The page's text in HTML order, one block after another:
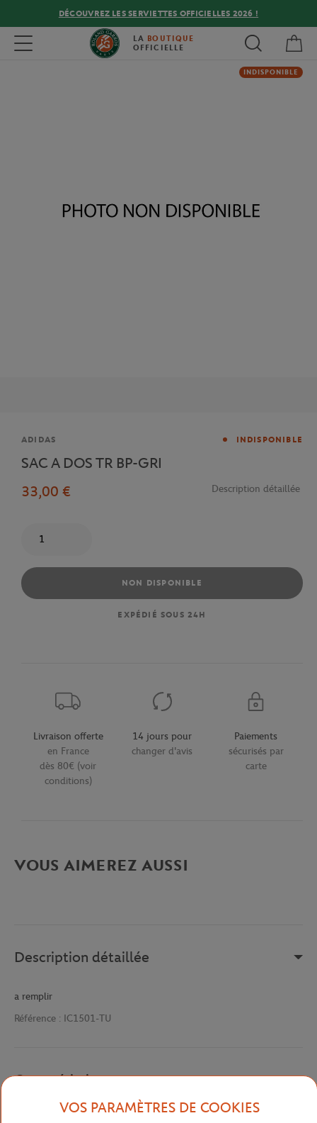
DÉCOUVREZ LES SERVIETTES OFFICIELLES 2026 !
Toggle navigation LA BOUTIQUE
OFFICIELLE
INDISPONIBLE
Marque
ADIDAS INDISPONIBLE
SAC A DOS TR BP-GRI
33,00 €
Description détaillée
NON DISPONIBLE
EXPÉDIÉ SOUS 24H
Livraison offerte
en France
dès 80€ (voir
conditions)
14 jours pour
changer d'avis
Paiements
sécurisés par
carte
VOUS AIMEREZ AUSSI
Description détaillée
a remplir
Référence : IC1501-TU
Caractéristiques
VOS PARAMÈTRES DE COOKIES